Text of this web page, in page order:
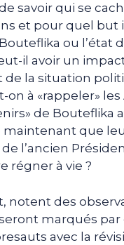
savoir qui se
et pour quel but
ou l’état
il avoir un
la situation
on à «rappeler»
de Bouteflika
maintenant que
l’ancien
régner à vie ?
notent des
marqués par
avec la